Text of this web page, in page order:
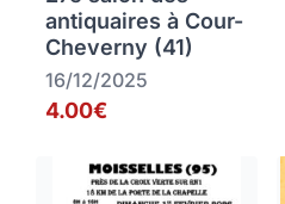
antiquaires à Cour-
Cheverny (41)
16/12/2025
4.00€